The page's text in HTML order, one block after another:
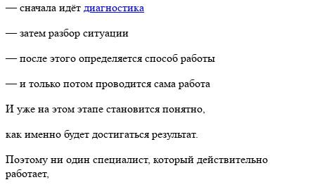
— сначала идёт диагностика
— затем разбор ситуации
— после этого определяется способ работы
— и только потом проводится сама работа
И уже на этом этапе становится понятно,
как именно будет достигаться результат.
Поэтому ни один специалист, который действительно
работает,